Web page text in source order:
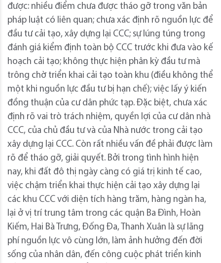
được: nhiều điểm chưa được tháo gỡ trong văn bản
pháp luật có liên quan; chưa xác định rõ nguồn lực để
đầu tư cải tạo, xây dựng lại CCC; sự lúng túng trong
đánh giá kiểm định toàn bộ CCC trước khi đưa vào kế
hoạch cải tạo; không thực hiện phân kỳ đầu tư mà
trông chờ triển khai cải tạo toàn khu (điều không thể
một khi nguồn lực đầu tư bị hạn chế); việc lấy ý kiến
đồng thuận của cư dân phức tạp. Đặc biệt, chưa xác
định rõ vai trò trách nhiệm, quyền lợi của cư dân nhà
CCC, của chủ đầu tư và của Nhà nước trong cải tạo
xây dựng lại CCC. Còn rất nhiều vấn đề phải được làm
rõ để tháo gỡ, giải quyết. Bởi trong tình hình hiện
nay, khi đất đô thị ngày càng có giá trị kinh tế cao,
việc chậm triển khai thực hiện cải tạo xây dựng lại
các khu CCC với diện tích hàng trăm, hàng ngàn ha,
lại ở vị trí trung tâm trong các quận Ba Đình, Hoàn
Kiếm, Hai Bà Trưng, Đống Đa, Thanh Xuân là sự lãng
phí nguồn lực vô cùng lớn, làm ảnh hưởng đến đời
sống của nhân dân, đến công cuộc phát triển kinh